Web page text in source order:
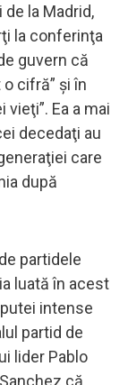
la Madrid,
la conferinţa
guvern că
cifră” şi în
Ea a mai
decedaţi au
care
după
partidele
luată în acest
intense
partid de
lider Pablo
că